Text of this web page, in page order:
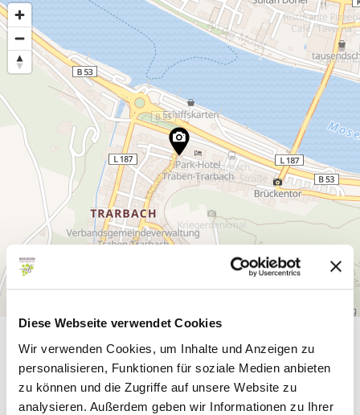
Diese Webseite verwendet Cookies
Wir verwenden Cookies, um Inhalte und Anzeigen zu
personalisieren, Funktionen für soziale Medien anbieten
zu können und die Zugriffe auf unsere Website zu
analysieren. Außerdem geben wir Informationen zu Ihrer
Allgemeine Informationen